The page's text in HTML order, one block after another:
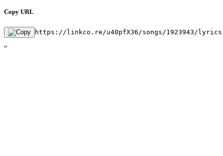
Copy URL
https://linkco.re/u40pfX36/songs/1923943/
"